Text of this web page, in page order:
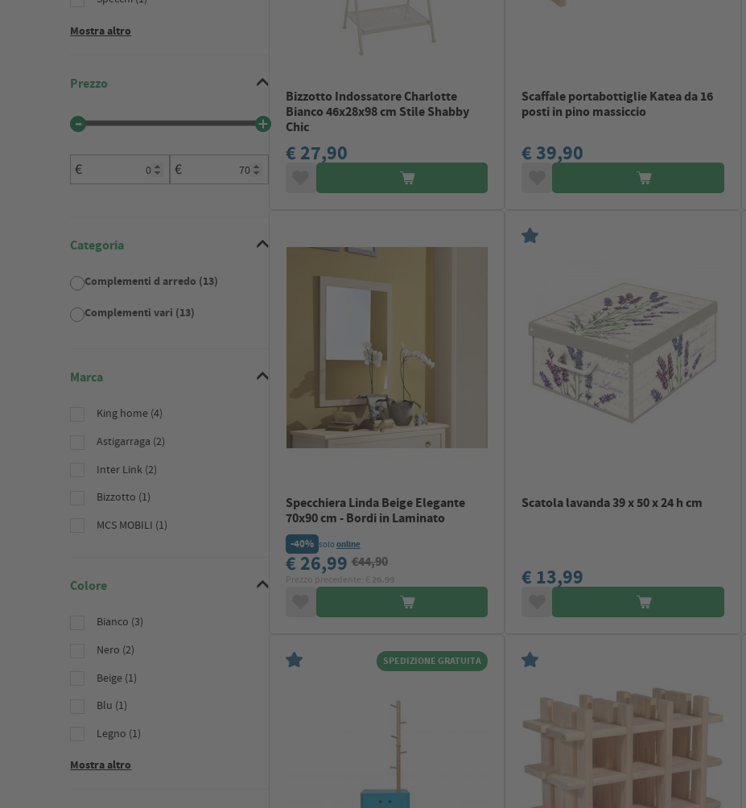
Mostra altro
Prezzo
€ €
Categoria
Complementi d arredo (13)
Complementi vari (13)
Marca
King home (4)
Astigarraga (2)
Inter Link (2)
Bizzotto (1)
MCS MOBILI (1)
Colore
Bianco (3)
Nero (2)
Beige (1)
Blu (1)
Legno (1)
Mostra altro
Bizzotto Indossatore Charlotte
Bianco 46x28x98 cm Stile Shabby
Chic
€ 27,90
Scaffale portabottiglie Katea da 16
posti in pino massiccio
€ 39,90
Specchiera Linda Beige Elegante
70x90 cm - Bordi in Laminato
-40% soloonline
€ 26,99 €44,90
Scatola lavanda 39 x 50 x 24 h cm
€ 13,99
SPEDIZIONE GRATUITA